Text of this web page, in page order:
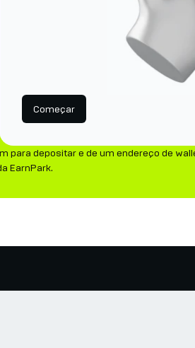
Começar
para depositar e de um endereço de
EarnPark.